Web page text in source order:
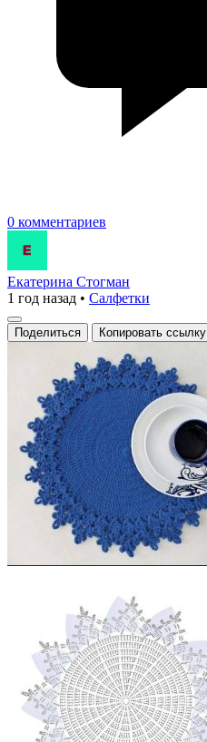
0 комментариев
Екатерина Стогман
1 год назад • Салфетки
Поделиться Копировать ссылку